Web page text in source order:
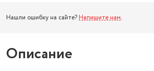
Нашли ошибку на сайте? Напишите нам.
Описание